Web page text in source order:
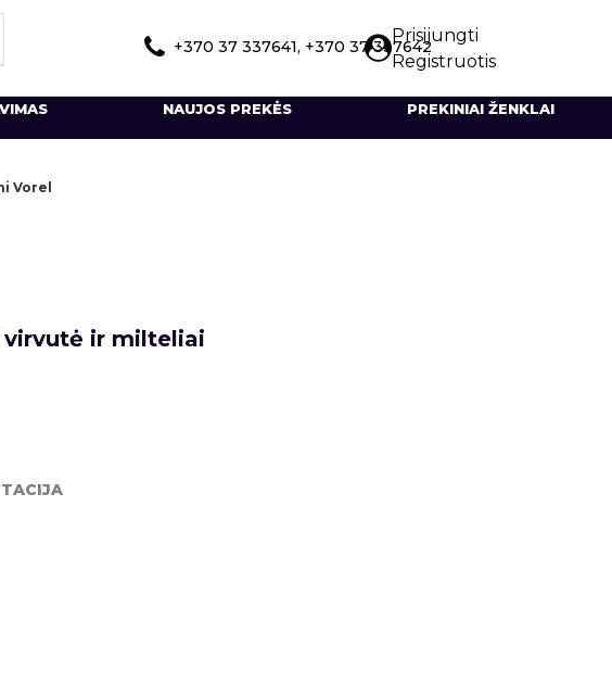
Prisijungti
Registruotis
+370 37 337641, +370 37 337642
NAUJOS PREKĖS PREKINIAI ŽENKLAI
Vorel
ir milteliai